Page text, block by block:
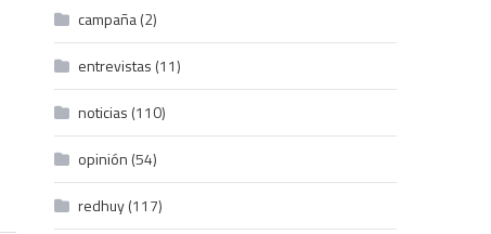
campaña(2)
entrevistas (11)
noticias (110)
opinión (54)
redhuy(117)